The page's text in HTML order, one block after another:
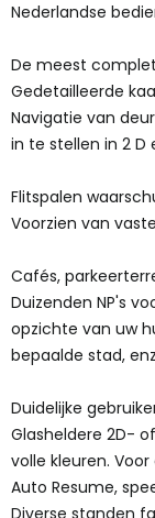
Nederlandse
De meest
Gedetailleerde
Navigatie van
in te stellen in 2 D
Flitspalen
Voorzien van
Cafés,
Duizenden NP's
opzichte van uw
bepaalde stad,
Duidelijke
Glasheldere 2D-
volle kleuren.
Auto Resume,